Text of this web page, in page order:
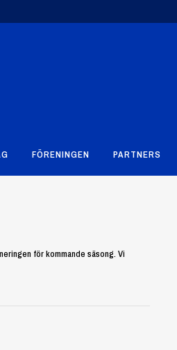
FÖRENINGEN PARTNERS
för kommande säsong. Vi